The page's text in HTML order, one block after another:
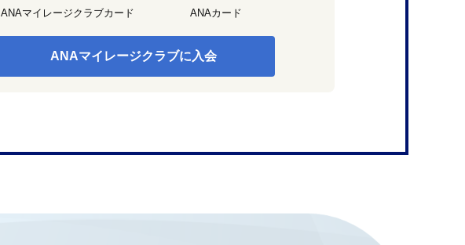
ANAマイレージクラブカード ANAカード
ANAマイレージクラブに入会